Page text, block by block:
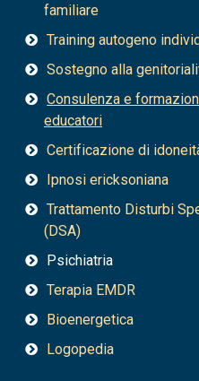
familiare
Training autogeno
Sostegno alla
Consulenza e
educatori
Certificazione di
Ipnosi ericksoniana
Trattamento Disturbi
(DSA)
Psichiatria
Terapia EMDR
Bioenergetica
Logopedia